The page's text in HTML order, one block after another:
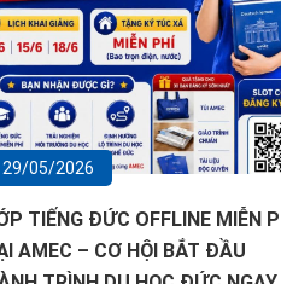
29/05/2026
TIẾNG ĐỨC OFFLINE MIỄN
AMEC – CƠ HỘI BẮT ĐẦU